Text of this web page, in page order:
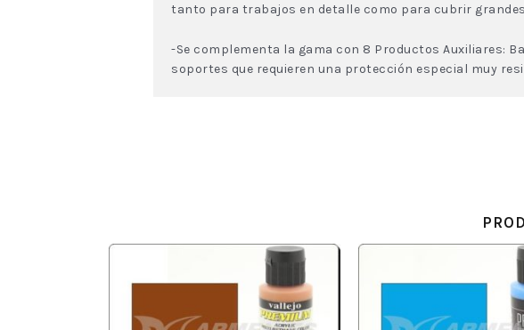
tanto para trabajos en detalle como para cubrir
-Se complementa la gama con 8 Productos Auxiliares:
soportes que requieren una protección especial muy